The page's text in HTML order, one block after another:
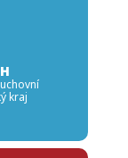
kraj